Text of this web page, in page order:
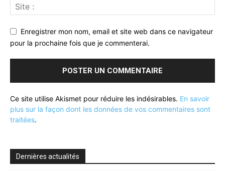
Enregistrer mon nom, email et site web dans ce navigateur
pour la prochaine fois que je commenterai.
Ce site utilise Akismet pour réduire les indésirables. En savoir
plus sur la façon dont les données de vos commentaires sont
traitées.
Dernières actualités